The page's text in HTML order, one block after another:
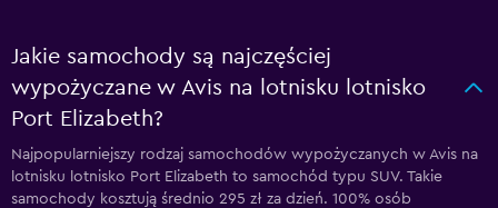
Jakie samochody są najczęściej
wypożyczane w Avis na lotnisku lotnisko
Port Elizabeth?
Najpopularniejszy rodzaj samochodów wypożyczanych w Avis na
lotnisku lotnisko Port Elizabeth to samochód typu SUV. Takie
samochody kosztują średnio 295 zł za dzień. 100% osób